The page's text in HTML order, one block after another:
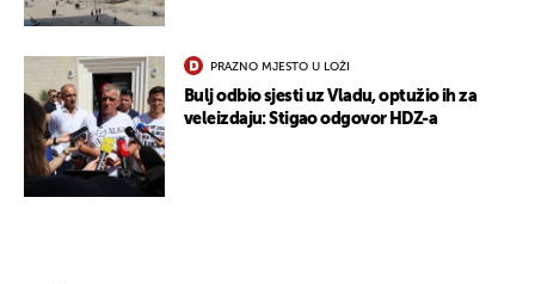
PRAZNO MJESTO U LOŽI
Bulj odbio sjesti uz Vladu, optužio ih za
veleizdaju: Stigao odgovor HDZ-a